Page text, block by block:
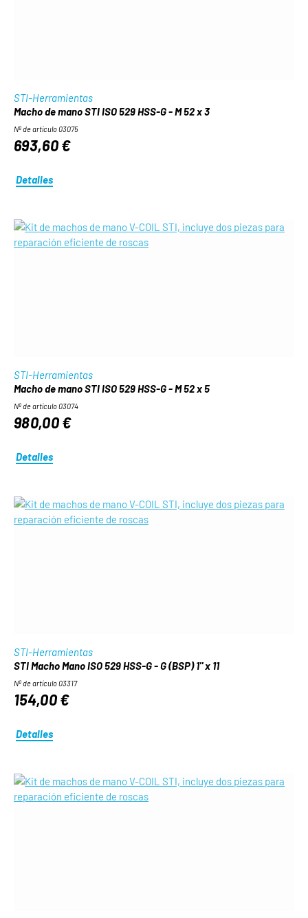
STI-Herramientas
Macho de mano STI ISO 529 HSS-G - M 52 x 3
Nº de artículo 03075
693,60 €
Detalles
STI-Herramientas
Macho de mano STI ISO 529 HSS-G - M 52 x 5
Nº de artículo 03074
980,00 €
Detalles
STI-Herramientas
STI Macho Mano ISO 529 HSS-G - G (BSP) 1" x 11
Nº de artículo 03317
154,00 €
Detalles